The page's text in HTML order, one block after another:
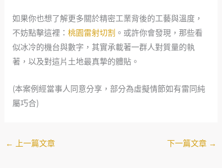
如果你也想了解更多關於精密工業背後的工藝與溫度，
不妨點擊這裡： 桃園雷射切割 。或許你會發現，那些看
似冰冷的機台與數字，其實承載著一群人對質量的執
著，以及對這片土地最真摯的體貼。
(本案例經當事人同意分享，部分為虛擬情節如有雷同純
屬巧合)
← 上一篇文章 下一篇文章 →